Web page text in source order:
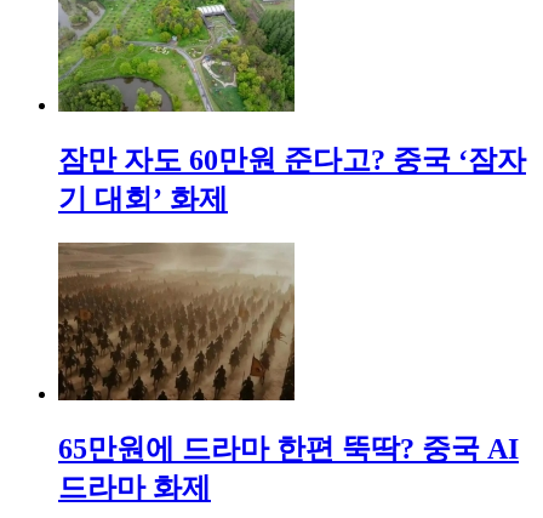
잠만 자도 60만원 준다고? 중국 ‘잠자
기 대회’ 화제
65만원에 드라마 한편 뚝딱? 중국 AI
드라마 화제